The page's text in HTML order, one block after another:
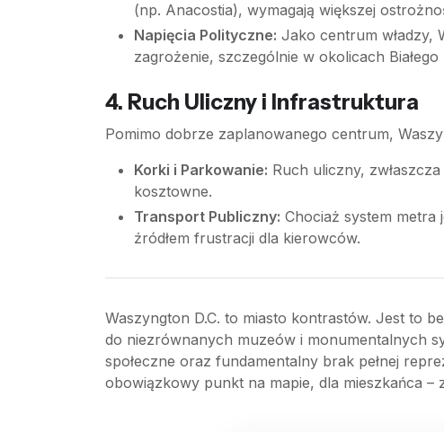
(np. Anacostia), wymagają większej
Napięcia Polityczne: Jako centrum władzy,
zagrożenie, szczególnie w okolicach
4. Ruch Uliczny i Infrastruktura
Pomimo dobrze zaplanowanego centrum,
Korki i Parkowanie: Ruch uliczny,
kosztowne.
Transport Publiczny: Chociaż system
źródłem frustracji dla kierowców.
Waszyngton D.C. to miasto kontrastów. Jest to
do niezrównanych muzeów i monumentalnych
społeczne oraz fundamentalny brak pełnej
obowiązkowy punkt na mapie, dla mieszkańca –